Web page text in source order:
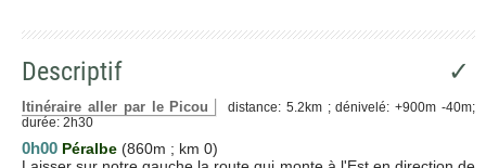
Descriptif ✓
Itinéraire aller par le Picou
distance: 5.2km ; dénivelé: +900m -40m;
durée: 2h30
0h00 Péralbe (860m ; km 0)